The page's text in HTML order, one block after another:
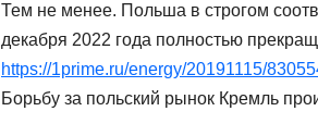
Тем не менее. Польша в строгом
декабря 2022 года полностью
https://1prime.ru/energy/20191115/
Борьбу за польский рынок Кремль